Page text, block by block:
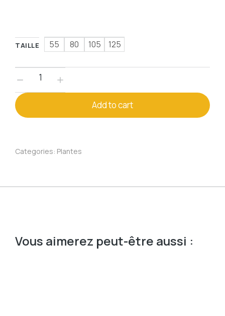
TAILLE 55 80 105 125
Add to cart
Categories: Plantes
Vous aimerez peut-être aussi :